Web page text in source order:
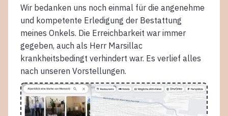
Wir bedanken uns noch einmal für die angenehme
und kompetente Erledigung der Bestattung
meines Onkels. Die Erreichbarkeit war immer
gegeben, auch als Herr Marsillac
krankheitsbedingt verhindert war. Es verlief alles
nach unseren Vorstellungen.